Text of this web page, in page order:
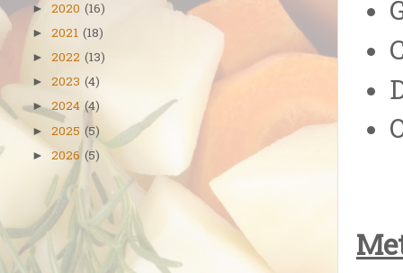
► 2020 (16)
► 2021 (18)
► 2022 (13)
► 2023 (4)
►2024 (4)
► 2025 (5)
► 2026 (5)